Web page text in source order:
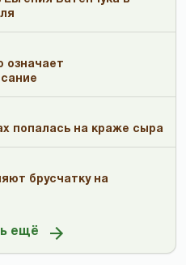
означает
попалась на краже сыра
брусчатку на
ещё